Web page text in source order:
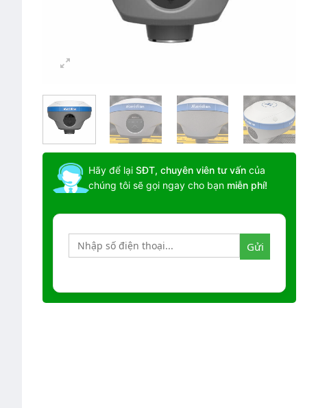
Hãy để lại SĐT, chuyên viên tư vấn của
chúng tôi sẽ gọi ngay cho bạn miễn phí!